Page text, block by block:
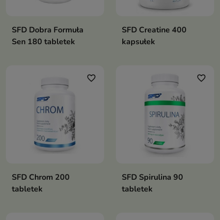
SFD Dobra Formuła
Sen 180 tabletek
SFD Creatine 400
kapsułek
favorite_border
SFD Chrom 200
tabletek
favorite_border
SFD Spirulina 90
tabletek